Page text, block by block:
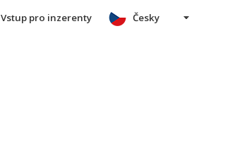
Vstup pro inzerenty Česky